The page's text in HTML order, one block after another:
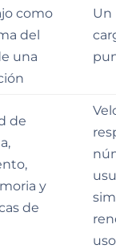
como
del
una
Un
de
y
de